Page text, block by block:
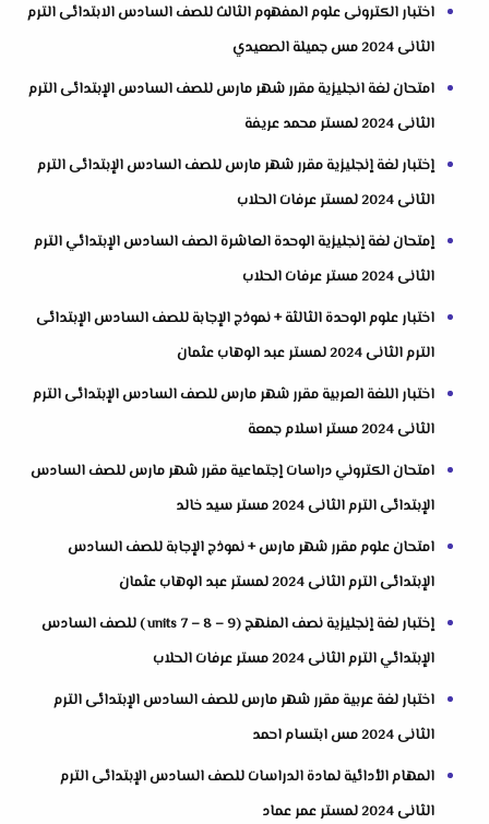
اختبار الكترونى علوم المفهوم الثالث للصف السادس الابتدائى الترم
الثانى 2024 مس جميلة الصعيدي
امتحان لغة انجليزية مقرر شهر مارس للصف السادس الإبتدائى الترم
الثانى 2024 لمستر محمد عريفة
إختبار لغة إنجليزية مقرر شهر مارس للصف السادس الإبتدائى الترم
الثانى 2024 لمستر عرفات الحلاب
إمتحان لغة إنجليزية الوحدة العاشرة الصف السادس الإبتدائي الترم
الثانى 2024 مستر عرفات الحلاب
اختبار علوم الوحدة الثالثة + نموذج الإجابة للصف السادس الإبتدائى
الترم الثانى 2024 لمستر عبد الوهاب عثمان
اختبار اللغة العربية مقرر شهر مارس للصف السادس الإبتدائى الترم
الثانى 2024 مستر اسلام جمعة
امتحان الكتروني دراسات إجتماعية مقرر شهر مارس للصف السادس
الإبتدائى الترم الثانى 2024 مستر سيد خالد
امتحان علوم مقرر شهر مارس + نموذج الإجابة للصف السادس
الإبتدائى الترم الثانى 2024 لمستر عبد الوهاب عثمان
إختبار لغة إنجليزية نصف المنهج (units 7 – 8 – 9 ) للصف السادس
الإبتدائي الترم الثانى 2024 مستر عرفات الحلاب
اختبار لغة عربية مقرر شهر مارس للصف السادس الإبتدائى الترم
الثانى 2024 مس ابتسام احمد
المهام الأدائية لمادة الدراسات للصف السادس الإبتدائى الترم
الثانى 2024 لمستر عمر عماد